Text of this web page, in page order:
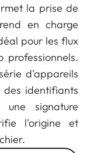
la prise de
en charge
pour les flux
d'appareils
des identifiants
signature
l'origine et